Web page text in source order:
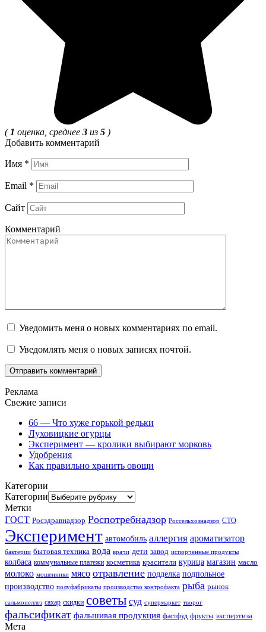
( 1 оценка, среднее 3 из 5 )
Добавить комментарий
Имя *
Email *
Сайт
Комментарий
Уведомить меня о новых комментариях по email.
Уведомлять меня о новых записях почтой.
Реклама
Свежие записи
66 — Что хуже горькой редьки
Луховицкие огурцы
Эксперимент — кролики выбирают морковь
Удобрения
Как правильно хранить овощи
Категории
Категории
Метки
ГОСТ Росздравнадзор Роспотребнадзор Россельхознадзор СТО
Эксперимент автомобиль аллергия ароматизатор
бактерии бытовая техника вода врачи дети завод испорченные продукты
колбаса коммунальные платежи косметика красители курица магазин масло
молоко мошенники мясо отравление подделка подпольное
производство полуфабрикаты производство контрофакта рыба рынок
сальмонеллез сахар скидки советы суд супермаркет творог
фальсификат фальшивая продукция фастфуд фрукты экспертиза
Мета